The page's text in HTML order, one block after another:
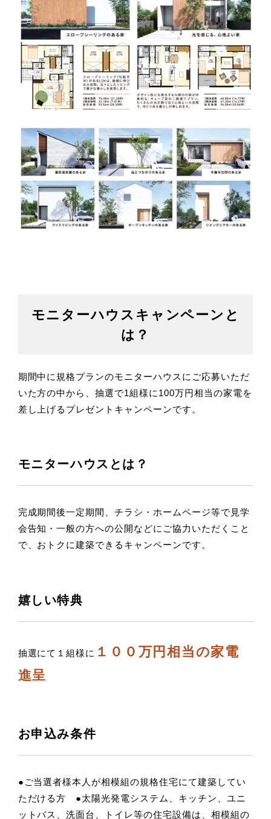
モニターハウスキャンペーンと
は？
期間中に規格プランのモニターハウスにご応募いただ
いた方の中から、抽選で1組様に100万円相当の家電を
差し上げるプレゼントキャンペーンです。
モニターハウスとは？
完成期間後一定期間、チラシ・ホームページ等で見学
会告知・一般の方への公開などに ご協力いただくこと
で、おトクに建築できるキャンペーンです。
嬉しい特典
抽選にて１組様に １００万円相当の家電
進呈
お申込み条件
●ご当選者様本人が相模組の規格住宅にて建築してい
ただける方 ●太陽光発電システム、キッチン、ユニ
ットバス、洗面台、トイレ等の住宅設備は、相模組の